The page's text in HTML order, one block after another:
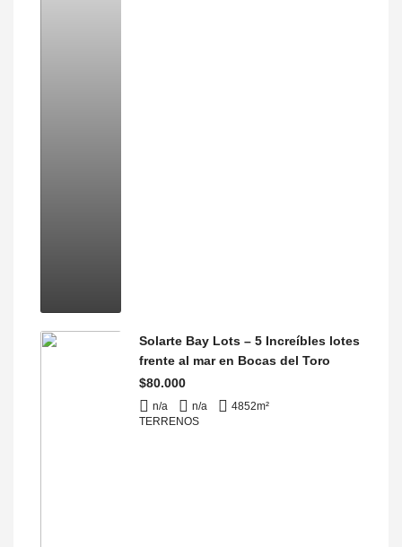
Solarte Bay Lots – 5 Increíbles lotes
frente al mar en Bocas del Toro
$80.000
n/a n/a 4852m²
TERRENOS